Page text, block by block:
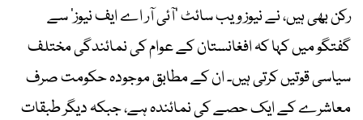
رکن بھی ہیں، نے نیوز ویب سائٹ ’آئی آر اے ایف نیوز‘ سے
گفتگو میں کہا کہ افغانستان کے عوام کی نمائندگی مختلف
سیاسی قوتیں کرتی ہیں۔ ان کے مطابق موجودہ حکومت صرف
معاشرے کے ایک حصے کی نمائندہ ہے، جبکہ دیگر طبقات